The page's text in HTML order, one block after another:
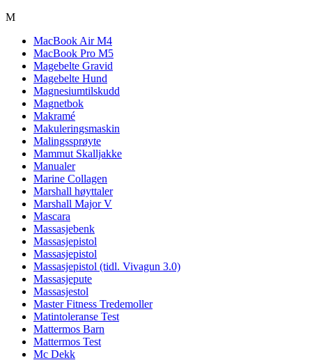
M
MacBook Air M4
MacBook Pro M5
Magebelte Gravid
Magebelte Hund
Magnesiumtilskudd
Magnetbok
Makramé
Makuleringsmaskin
Malingssprøyte
Mammut Skalljakke
Manualer
Marine Collagen
Marshall høyttaler
Marshall Major V
Mascara
Massasjebenk
Massasjepistol
Massasjepistol
Massasjepistol (tidl. Vivagun 3.0)
Massasjepute
Massasjestol
Master Fitness Tredemoller
Matintoleranse Test
Mattermos Barn
Mattermos Test
Mc Dekk